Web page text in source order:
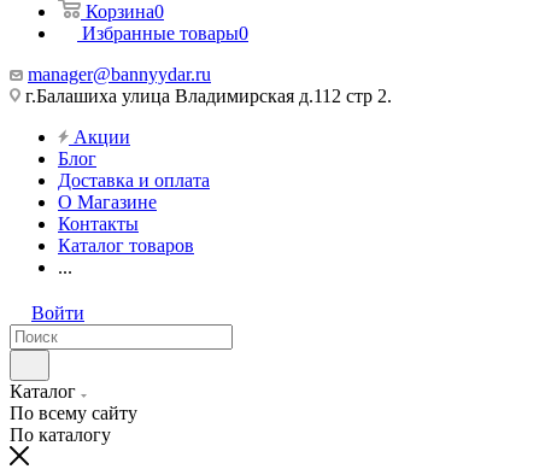
Корзина0
Избранные товары0
manager@bannyydar.ru
г.Балашиха улица Владимирская д.112 стр 2.
Акции
Блог
Доставка и оплата
О Магазине
Контакты
Каталог товаров
...
Войти
Каталог
По всему сайту
По каталогу